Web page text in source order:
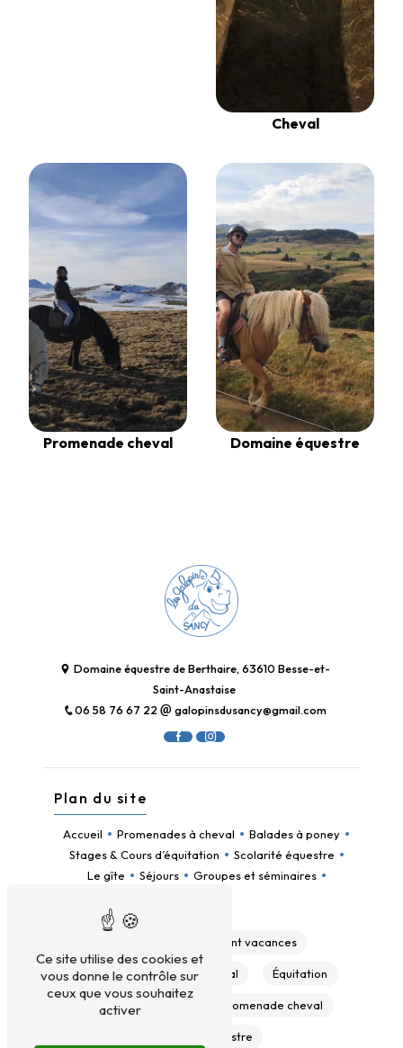
Cheval
Promenade cheval Domaine équestre
Domaine équestre de Berthaire, 63610 Besse-et-
Saint-Anastaise
06 58 76 67 22
galopinsdusancy@gmail.com
Plan du site
Accueil Promenades à cheval
Balades à poney
Stages & Cours d’équitation
Scolarité équestre
Le gîte
Séjours
Groupes et séminaires
Hébergement vacances
Colonie Balade à cheval Équitation
Poney Promenade cheval
Domaine équestre
Ce site utilise des cookies et
vous donne le contrôle sur
ceux que vous souhaitez
activer